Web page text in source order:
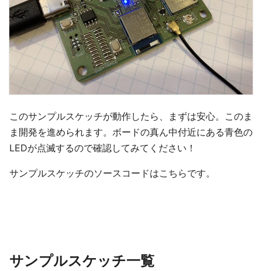
このサンプルスケッチが動作したら、まずは安心。このま
ま開発を進められます。ボードの真ん中付近にある青色の
LEDが点滅するので確認してみてください！
サンプルスケッチのソースコードはこちらです。
サンプルスケッチ一覧